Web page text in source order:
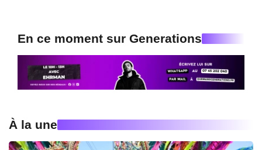
En ce moment sur Generations
À la une